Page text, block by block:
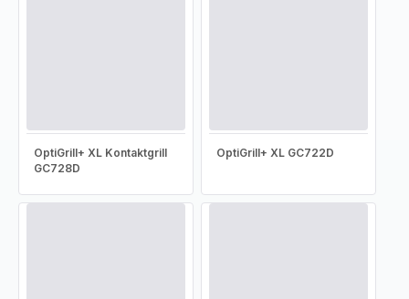
OptiGrill+ XL Kontaktgrill
GC728D
OptiGrill+ XL GC722D